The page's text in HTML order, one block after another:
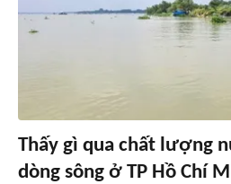
Thấy gì qua chất lượng
dòng sông ở TP Hồ Chí